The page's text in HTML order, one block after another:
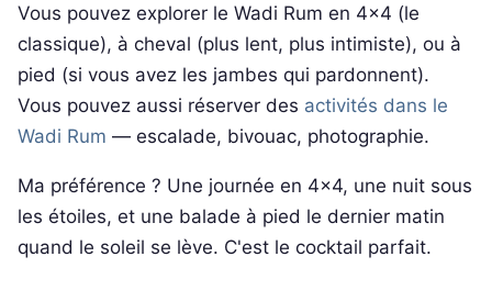
Vous pouvez explorer le Wadi Rum en 4x4 (le
classique), à cheval (plus lent, plus intimiste), ou à
pied (si vous avez les jambes qui pardonnent).
Vous pouvez aussi réserver des activités dans le
Wadi Rum — escalade, bivouac, photographie.
Ma préférence ? Une journée en 4x4, une nuit sous
les étoiles, et une balade à pied le dernier matin
quand le soleil se lève. C'est le cocktail parfait.